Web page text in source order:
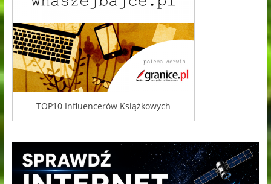
TOP10 Influencerów Książkowych